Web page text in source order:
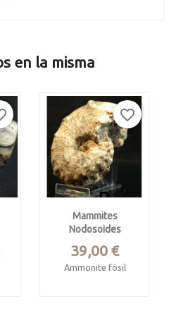
en la misma
Mammites
Nodosoides
Precio
39,00 €
Ammonite fósil
favorite_border